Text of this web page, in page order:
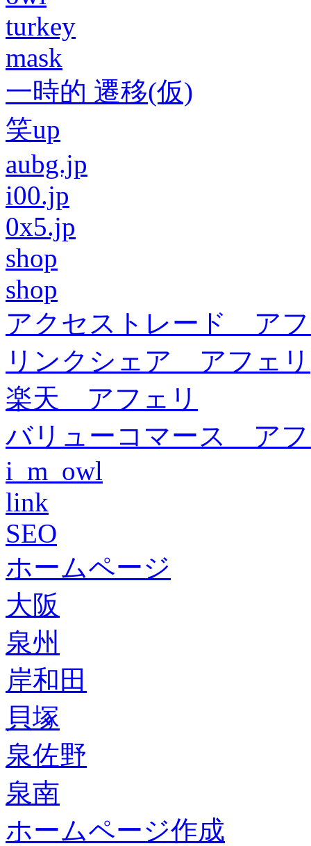
turkey
mask
一時的 遷移(仮)
笑up
aubg.jp
i00.jp
0x5.jp
shop
shop
アクセストレード ア
リンクシェア アフェリ
楽天 アフェリ
バリューコマース ア
i_m_owl
link
SEO
ホームページ
大阪
泉州
岸和田
貝塚
泉佐野
泉南
ホームページ作成